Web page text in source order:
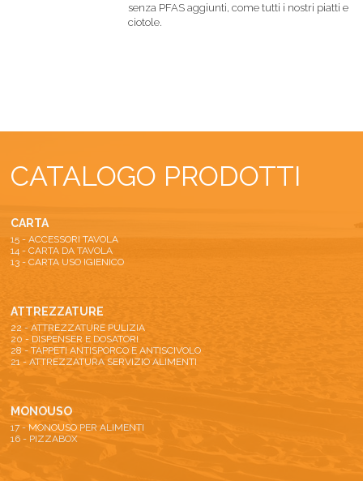
senza PFAS aggiunti, come tutti i nostri piatti e
ciotole.
CATALOGO PRODOTTI
CARTA
15 - ACCESSORI TAVOLA
14 - CARTA DA TAVOLA
13 - CARTA USO IGIENICO
ATTREZZATURE
22 - ATTREZZATURE PULIZIA
20 - DISPENSER E DOSATORI
28 - TAPPETI ANTISPORCO E ANTISCIVOLO
21 - ATTREZZATURA SERVIZIO ALIMENTI
MONOUSO
17 - MONOUSO PER ALIMENTI
16 - PIZZABOX